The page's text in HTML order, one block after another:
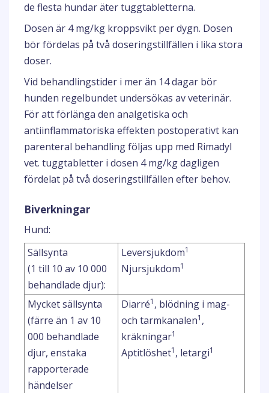
de flesta hundar äter tuggtabletterna.
Dosen är 4 mg/kg kroppsvikt per dygn. Dosen
bör fördelas på två doseringstillfällen i lika stora
doser.
Vid behandlingstider i mer än 14 dagar bör
hunden regelbundet undersökas av veterinär.
För att förlänga den analgetiska och
antiinflammatoriska effekten postoperativt kan
parenteral behandling följas upp med Rimadyl
vet. tuggtabletter i dosen 4 mg/kg dagligen
fördelat på två doseringstillfällen efter behov.
Biverkningar
Hund:
Sällsynta
(1 till 10 av 10 000
behandlade djur):
Leversjukdom1
Njursjukdom1
Mycket sällsynta
(färre än 1 av 10
000 behandlade
djur, enstaka
rapporterade
händelser
Diarré1 , blödning i mag-
och tarmkanalen1 ,
kräkningar1
Aptitlöshet1 , letargi1